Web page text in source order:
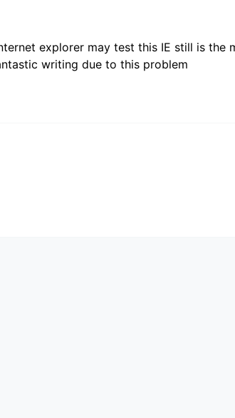
explorer may test this IE still is the
writing due to this problem